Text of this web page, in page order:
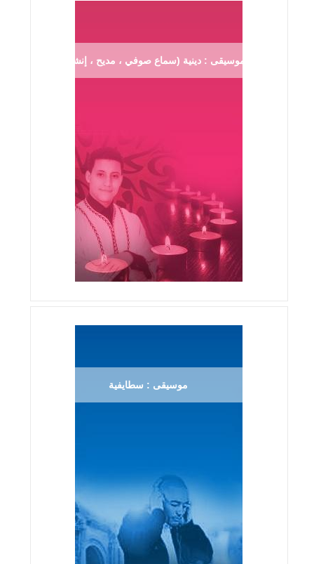
موسيقى : دينية (سماع صوفي ، مديح ، إنشاد ...)
موسيقى : سطايفية